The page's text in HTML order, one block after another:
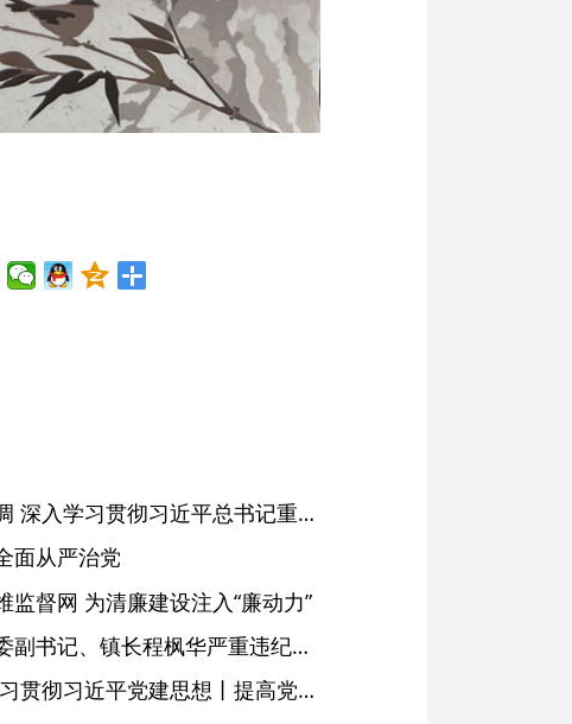
省委常委会会议强调 深入学习贯彻习近平总书记重要讲话精神 以高质量党建引领高质量发展 梁言顺主持并讲话
面从严治党
监督网 为清廉建设注入“廉动力”
绩溪县长安镇原党委副书记、镇长程枫华严重违纪违法被开除党籍和公职
学习进行时·深入学习贯彻习近平党建思想丨提高党的战斗力的法宝